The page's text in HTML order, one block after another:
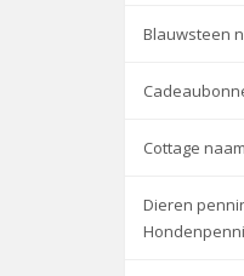
Blauwsteen
Cottage
Dieren